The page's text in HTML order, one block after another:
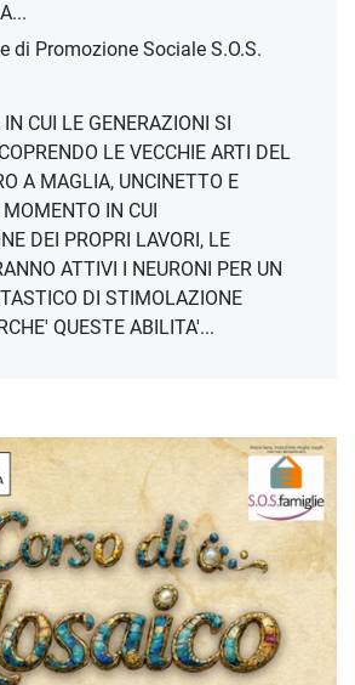
di Promozione Sociale S.O.S.
CUI LE GENERAZIONI SI
LE VECCHIE ARTI DEL
A MAGLIA, UNCINETTO E
IN CUI
DEI PROPRI LAVORI, LE
ATTIVI I NEURONI PER UN
DI STIMOLAZIONE
QUESTE ABILITA'...